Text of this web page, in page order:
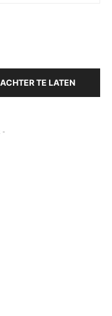
TE LATEN
-